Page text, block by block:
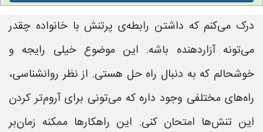
درک می‌کنم که داشتن رابطه‌ی پرتنش با خانواده چقدر
می‌تونه آزاردهنده باشه. این موضوع خیلی رایجه و
خوشحالم که به دنبال راه حل هستی. از نظر روانشناسی،
راه‌های مختلفی وجود داره که می‌تونی برای آروم‌تر کردن
این تنش‌ها امتحان کنی. این راهکارها ممکنه زمان‌بر